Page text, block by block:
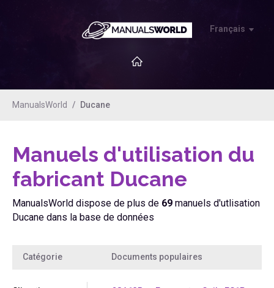
Français
ManualsWorld Ducane
Manuels d'utilisation du
fabricant Ducane
ManualsWorld dispose de plus de 69 manuels d'utlisation
Ducane dans la base de données
Catégorie Documents populaires